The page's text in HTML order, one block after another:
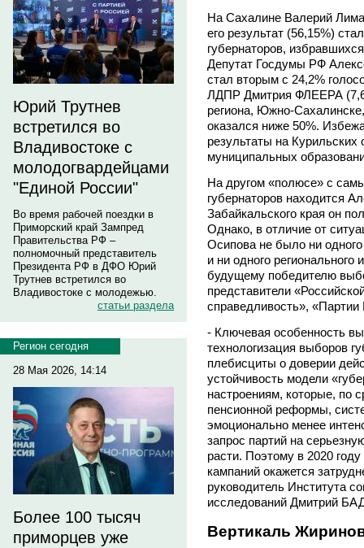
Юрий Трутнев
встретился во
Владивостоке с
молодогвардейцами
"Единой России"
Во время рабочей поездки в
Приморский край Зампред
Правительства РФ –
полномочный представитель
Президента РФ в ДФО Юрий
Трутнев встретился во
Владивостоке с молодежью.
статьи раздела
Регион сегодня
28 Мая 2026, 14:14
Более 100 тысяч
приморцев уже
На Сахалине Валерий
его результат (56,15%)
губернаторов,
Депутат Госдумы РФ
стал вторым с 24,2%
ЛДПР Дмитрия ФЛЕЕРА
региона, Южно-
оказался ниже 50%.
результаты на
муниципальных
На другом «полюсе» с
губернаторов находится
Забайкальского края он
Однако, в отличие от
Осипова не было ни
и ни одного
будущему победителю
представители
справедливость»,
- Ключевая особенность
технологизация выборов
плебисциты о доверии
устойчивость модели
настроениям, которые, по
пенсионной реформы,
эмоционально менее
запрос партий на
расти. Поэтому в 2020 году
кампаний окажется
руководитель Института
исследований Дмитрий
Вертикаль